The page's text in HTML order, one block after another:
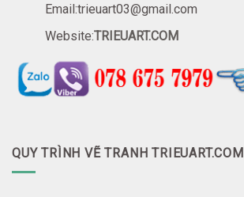
Email:trieuart03@gmail.com
Website:TRIEUART.COM
QUY TRÌNH VẼ TRANH TRIEUART.COM